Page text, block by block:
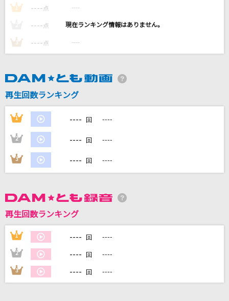
夜半の雨
[生音]ツキミソウ
中村あゆみ
カラオケ最新情報をチェック！
1 ---- 点 ----
---- 点 ----
3 ---- 点 ----
再生回数ランキング
1 ---- 回 ----
2 ---- 回 ----
3 ---- 回 ----
再生回数ランキング
1 ---- 回 ----
2 ---- 回 ----
3 ---- 回 ----